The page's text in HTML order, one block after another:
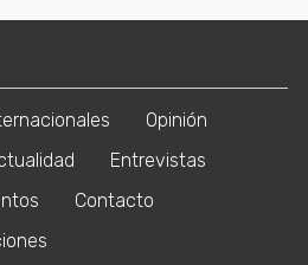
Opinión
Entrevistas
Contacto